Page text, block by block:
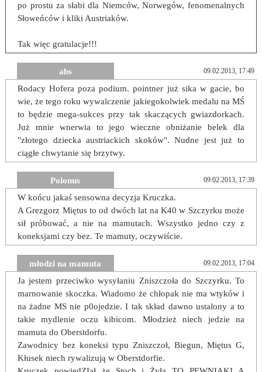
po prostu za słabi dla Niemców, Norwegów, fenomenalnych
Słoweńców i kliki Austriaków.
Tak więc gratulacje!!!
abs 09.02.2013, 17:49
Rodacy Hofera poza podium. pointner już sika w gacie, bo
wie, że tego roku wywalczenie jakiegokolwiek medalu na MŚ
to będzie mega-sukces przy tak skaczących gwiazdorkach.
Już mnie wnerwia to jego wieczne obniżanie belek dla
"złotego dziecka austriackich skoków". Nudne jest już to
ciągłe chwytanie się brzytwy.
Polonus 09.02.2013, 17:39
W końcu jakaś sensowna decyzja Kruczka.
A Grezgorz Miętus to od dwóch lat na K40 w Szczyrku może
sił próbować, a nie na mamutach. Wszystko jedno czy z
koneksjami czy bez. Te mamuty, oczywiście.
młodzi na mamuta 09.02.2013, 17:04
Ja jestem przeciwko wysyłaniu Zniszczoła do Szczyrku. To
marnowanie skoczka. Wiadomo że chłopak nie ma wtyków i
na żadne MS nie p0ojedzie. I tak skład dawno ustalony a to
takie mydlenie oczu kibicom. Młodzież niech jedzie na
mamuta do Oberstdorfu.
Zawodnicy bez koneksi typu Zniszczoł, Biegun, Miętus G,
Kłusek niech rywalizują w Oberstdorfie.